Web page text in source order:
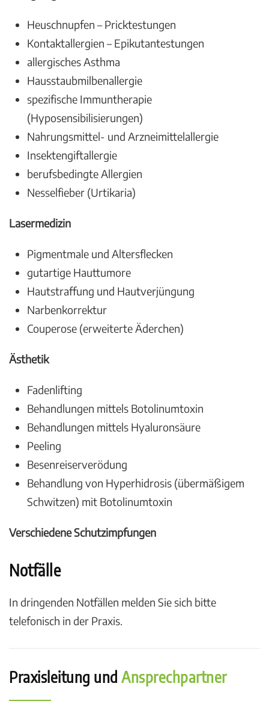
Heuschnupfen – Pricktestungen
Kontaktallergien – Epikutantestungen
allergisches Asthma
Hausstaubmilbenallergie
spezifische Immuntherapie
(Hyposensibilisierungen)
Nahrungsmittel- und Arzneimittelallergie
Insektengiftallergie
berufsbedingte Allergien
Nesselfieber (Urtikaria)
Lasermedizin
Pigmentmale und Altersflecken
gutartige Hauttumore
Hautstraffung und Hautverjüngung
Narbenkorrektur
Couperose (erweiterte Äderchen)
Ästhetik
Fadenlifting
Behandlungen mittels Botolinumtoxin
Behandlungen mittels Hyaluronsäure
Peeling
Besenreiserverödung
Behandlung von Hyperhidrosis (übermäßigem
Schwitzen) mit Botolinumtoxin
Verschiedene Schutzimpfungen
Notfälle
In dringenden Notfällen melden Sie sich bitte
telefonisch in der Praxis.
Praxisleitung und Ansprechpartner